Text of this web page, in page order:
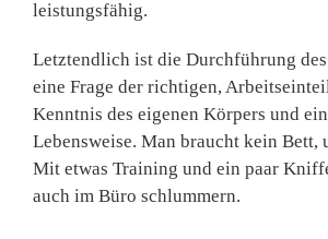
leistungsfä­hig.
Letztendlich ist die Durchfüh­rung
eine Frage der richtigen,
Kenntnis des eige­nen Körpers und
Lebensweise. Man braucht kein Bett,
Mit etwas Training und ein paar
auch im Büro schlum­mern.